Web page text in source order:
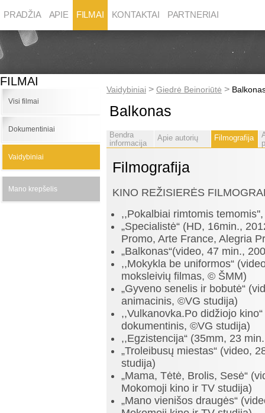
PRADŽIA APIE FILMAI KONTAKTAI PARTNERIAI
FILMAI
Visi filmai
Dokumentiniai
Vaidybiniai
Mano krepšelis
Vaidybiniai > Giedrė Beinoriūtė >
Balkonas
Bendra
informacija
Apie autorių Filmografija
Filmografija
KINO REŽISIERĖS
,,Pokalbiai rimtomis
„Specialistė“ (HD, 16min.,
Promo, Arte France, Alegria
„Balkonas“(video, 47 min.,
,,Mokykla be uniformos“
moksleivių filmas, © ŠMM)
„Gyveno senelis ir bobutė“
animacinis, ©VG studija)
,,Vulkanovka.Po didžiojo
dokumentinis, ©VG studija)
,,Egzistencija“ (35mm, 23
„Troleibusų miestas“ (video,
studija)
„Mama, Tėtė, Brolis, Sesė“
Mokomoji kino ir TV studija)
„Mano vienišos draugės“